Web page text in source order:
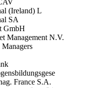
(Ireland) L
SA
GmbH
Management N.V.
France S.A.